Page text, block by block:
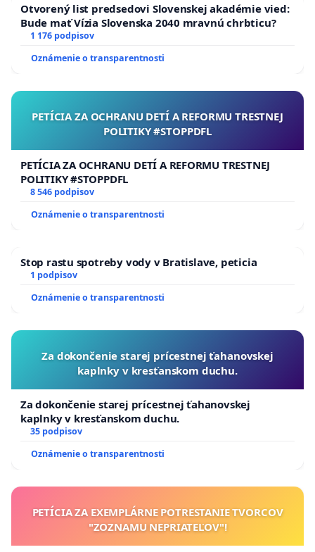
Otvorený list predsedovi Slovenskej akadémie vied:
Bude mať Vízia Slovenska 2040 mravnú chrbticu?
1 176 podpisov
Oznámenie o transparentnosti
PETÍCIA ZA OCHRANU DETÍ A REFORMU TRESTNEJ
POLITIKY #STOPPDFL
PETÍCIA ZA OCHRANU DETÍ A REFORMU TRESTNEJ
POLITIKY #STOPPDFL
8 546 podpisov
Oznámenie o transparentnosti
Stop rastu spotreby vody v Bratislave, peticia
1 podpisov
Oznámenie o transparentnosti
Za dokončenie starej prícestnej ťahanovskej
kaplnky v kresťanskom duchu.
Za dokončenie starej prícestnej ťahanovskej
kaplnky v kresťanskom duchu.
35 podpisov
Oznámenie o transparentnosti
PETÍCIA ZA EXEMPLÁRNE POTRESTANIE TVORCOV
"ZOZNAMU NEPRIATEĽOV"!